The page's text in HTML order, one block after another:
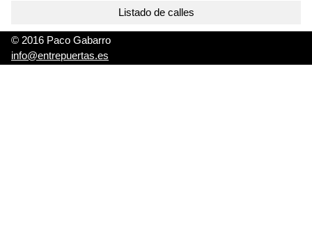
Listado de calles
© 2016 Paco Gabarro
info@entrepuertas.es